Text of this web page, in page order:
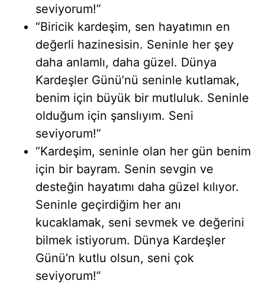
seviyorum!”
“Biricik kardeşim, sen hayatımın en
değerli hazinesisin. Seninle her şey
daha anlamlı, daha güzel. Dünya
Kardeşler Günü’nü seninle kutlamak,
benim için büyük bir mutluluk. Seninle
olduğum için şanslıyım. Seni
seviyorum!”
“Kardeşim, seninle olan her gün benim
için bir bayram. Senin sevgin ve
desteğin hayatımı daha güzel kılıyor.
Seninle geçirdiğim her anı
kucaklamak, seni sevmek ve değerini
bilmek istiyorum. Dünya Kardeşler
Günü’n kutlu olsun, seni çok
seviyorum!”